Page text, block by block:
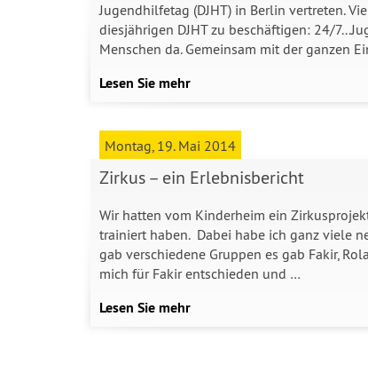
Jugendhilfetag (DJHT) in Berlin vertreten.
diesjährigen DJHT zu beschäftigen: 24/
Menschen da. Gemeinsam mit der ganzen
Lesen Sie mehr
Montag, 19. Mai 2014
Zirkus – ein Erlebnisbericht
Wir hatten vom Kinderheim ein
trainiert haben. Dabei habe ich ganz viele
gab verschiedene Gruppen es gab Fakir,
mich für Fakir entschieden und …
Lesen Sie mehr